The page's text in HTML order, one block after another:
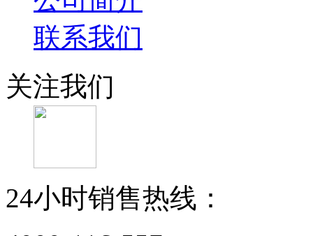
联系我们
关注我们
24小时销售热线：